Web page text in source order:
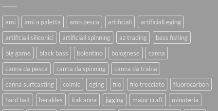
ami ami a paletta amo pesca artificiali
artificiali eging
artificiali siliconici
artificiali spinning az trading
bass fishing
big game
black bass bolentino bolognese
canna
canna da pesca
canna da spinning
canna da traina
canna surfcasting
colmic eging filo filo trecciato
fluorocarbon
hard bait
herakles italcanna jigging major craft
minuteria